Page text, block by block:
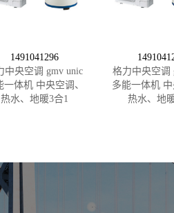
1491041296
中央空调 gmv unic
一体机 中央空调、
热水、地暖3合1
格力中央空调
多能一体机 中
热水、地